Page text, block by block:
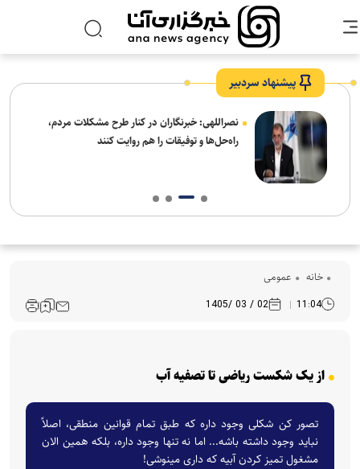
پیشنهاد سردبیر
نصراللهی: خبرنگاران در کنار طرح مشکلات مردم،
راه‌حل‌ها و توفیقات را هم روایت کنند
خانه عمومی
11:04
02 / 03 /1405
از یک شکست ریاضی تا تصفیه آب
تصور کن شکلی وجود داره که طبق تمام قوانین منطقی، اصلاً
نباید وجود داشته باشه... اما نه تنها وجود داره، بلکه همین الان
مشغول تمیز کردن آبیه که داری مینوشی!